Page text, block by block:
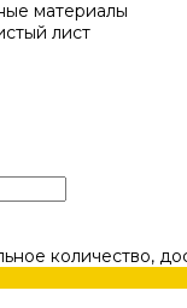
материалы
лист
количество,